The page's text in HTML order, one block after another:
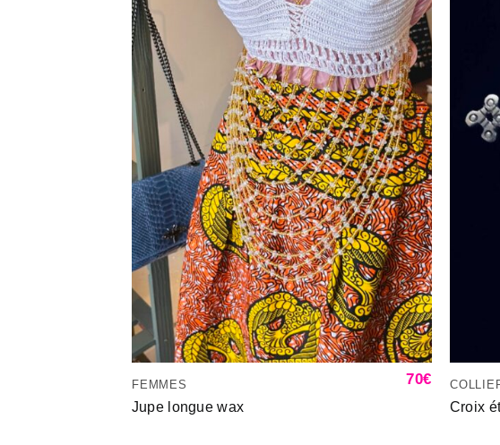
FEMMES
Jupe longue wax
70€
Croix